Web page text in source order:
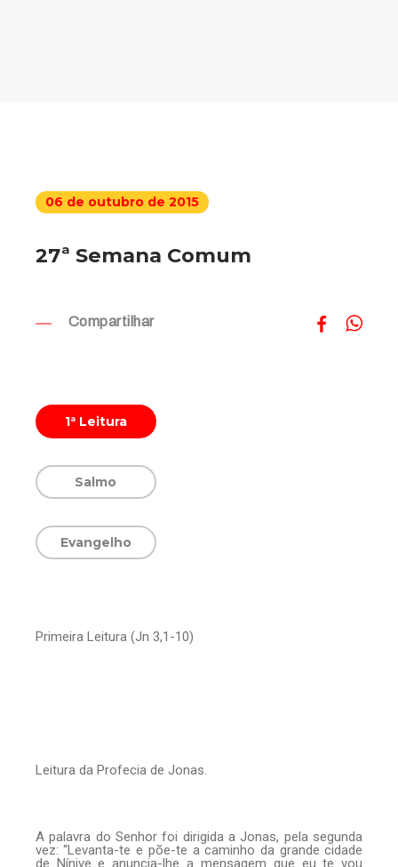
06 de outubro de 2015
27ª Semana Comum
Compartilhar
1ª Leitura
Salmo
Evangelho
Primeira Leitura (Jn 3,1-10)
Leitura da Profecia de Jonas.
A palavra do Senhor foi dirigida a Jonas, pela segunda
vez: “Levanta-te e põe-te a caminho da grande cidade
de Nínive e anuncia-lhe a mensagem que eu te vou